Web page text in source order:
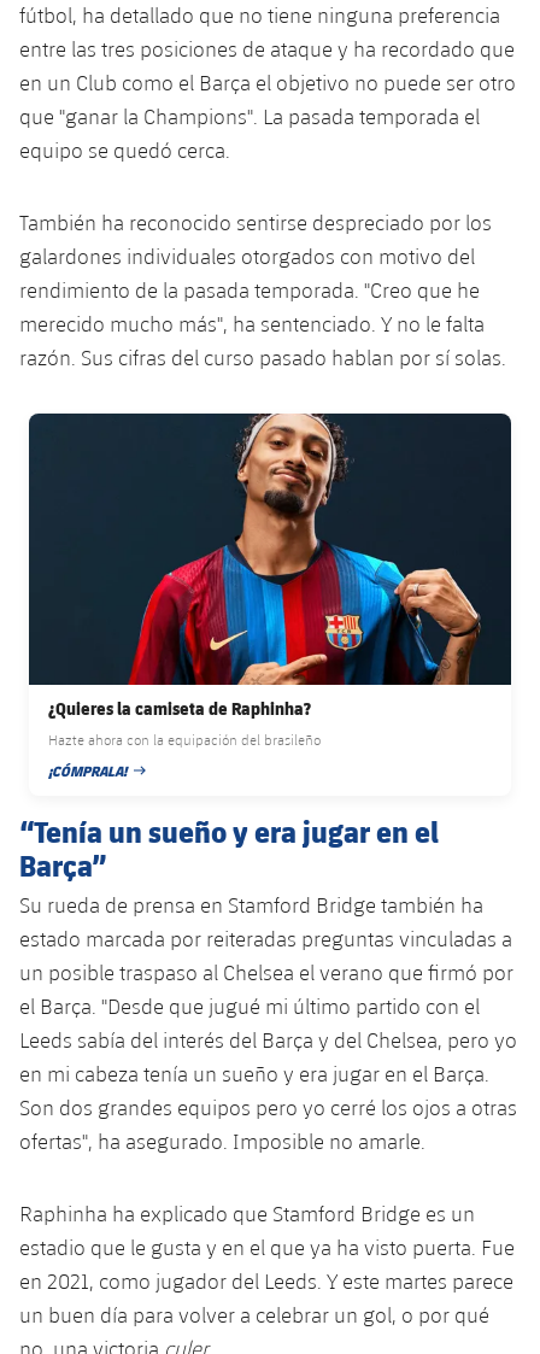
Agenda
Calendario
Resultados
Clasificaciones
Calendario
Resultados
Clasificaciones
Noticias
Hockey Hierba Masculino
Hockey Hierba Femenino
Patinaje artístico
plusicon
más
Actualidad
Plantilla
Agenda
Escuela de Patinaje
Actualidad
Jugadores
Calendario
Resultados
plusicon
más
Noticias
Voleibol masculino
Apúntate a las amateurs
plusicon
más
Apúntate a las amateurs
Carnet de las Secciones Amateurs
League of Legends
VALORANT Game Changers
eFootball
fútbol, ​​ha detallado que no tiene ninguna preferencia
entre las tres posiciones de ataque y ha recordado que
en un Club como el Barça el objetivo no puede ser otro
que "ganar la Champions". La pasada temporada el
equipo se quedó cerca.
También ha reconocido sentirse despreciado por los
galardones individuales otorgados con motivo del
rendimiento de la pasada temporada. "Creo que he
merecido mucho más", ha sentenciado. Y no le falta
razón. Sus cifras del curso pasado hablan por sí solas.
FC Barcelona club badge
¿Quieres la camiseta de Raphinha?
Hazte ahora con la equipación del brasileño
¡CÓMPRALA!
FECHA DE PUBLICACIÓN
“Tenía un sueño y era jugar en el
Barça”
Su rueda de prensa en Stamford Bridge también ha
estado marcada por reiteradas preguntas vinculadas a
un posible traspaso al Chelsea el verano que firmó por
el Barça. "Desde que jugué mi último partido con el
Leeds sabía del interés del Barça y del Chelsea, pero yo
en mi cabeza tenía un sueño y era jugar en el Barça.
Son dos grandes equipos pero yo cerré los ojos a otras
ofertas", ha asegurado. Imposible no amarle.
Raphinha ha explicado que Stamford Bridge es un
estadio que le gusta y en el que ya ha visto puerta. Fue
en 2021, como jugador del Leeds. Y este martes parece
un buen día para volver a celebrar un gol, o por qué
no, una victoria culer.